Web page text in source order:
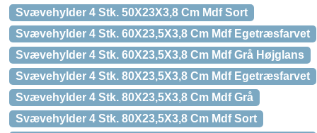
Svævehylder 4 Stk. 50X23X3,8 Cm Mdf Sort
Svævehylder 4 Stk. 60X23,5X3,8 Cm Mdf Egetræsfarvet
Svævehylder 4 Stk. 60X23,5X3,8 Cm Mdf Grå Højglans
Svævehylder 4 Stk. 80X23,5X3,8 Cm Mdf Egetræsfarvet
Svævehylder 4 Stk. 80X23,5X3,8 Cm Mdf Grå
Svævehylder 4 Stk. 80X23,5X3,8 Cm Mdf Sort